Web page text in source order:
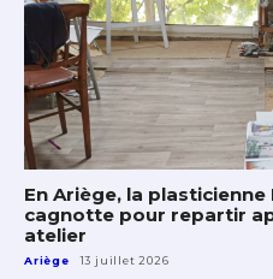
En Ariège, la
cagnotte pour repartir
atelier
Ariège 13 juillet 2026